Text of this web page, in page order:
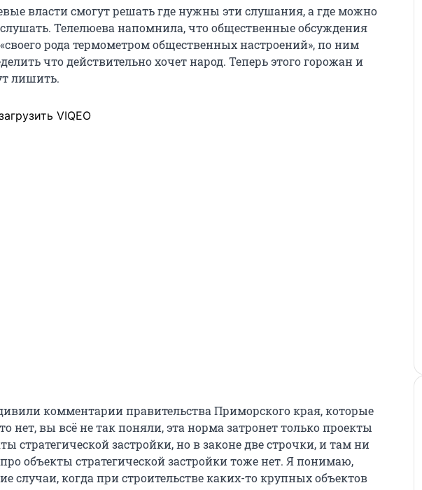
власти смогут решать где нужны эти слушания, а где можно
Телелюева напомнила, что общественные обсуждения
рода термометром общественных настроений», по ним
что действительно хочет народ. Теперь этого горожан и
лишить.
VIQEO
комментарии правительства Приморского края, которые
нет, вы всё не так поняли, эта норма затронет только проекты
стратегической застройки, но в законе две строчки, и там ни
объекты стратегической застройки тоже нет. Я понимаю,
случаи, когда при строительстве каких-то крупных объектов